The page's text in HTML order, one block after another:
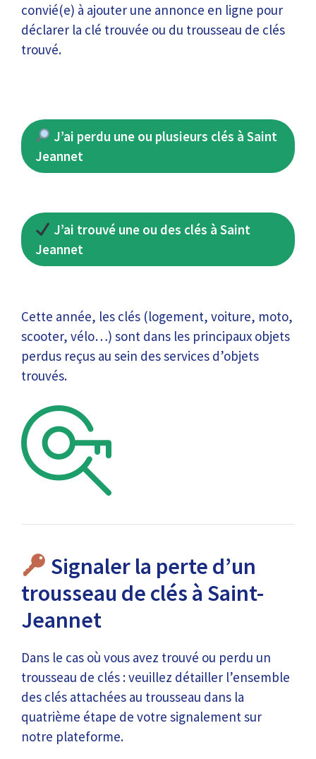
convié(e) à ajouter une annonce en ligne pour
déclarer la clé trouvée ou du trousseau de clés
trouvé.
J’ai perdu une ou plusieurs clés à Saint
Jeannet
J’ai trouvé une ou des clés à Saint
Jeannet
Cette année, les clés (logement, voiture, moto,
scooter, vélo…) sont dans les principaux objets
perdus reçus au sein des services d’objets
trouvés.
Signaler la perte d’un
trousseau de clés à Saint-
Jeannet
Dans le cas où vous avez trouvé ou perdu un
trousseau de clés : veuillez détailler l’ensemble
des clés attachées au trousseau dans la
quatrième étape de votre signalement sur
notre plateforme.